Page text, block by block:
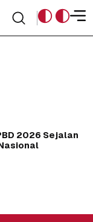
2026 Sejalan